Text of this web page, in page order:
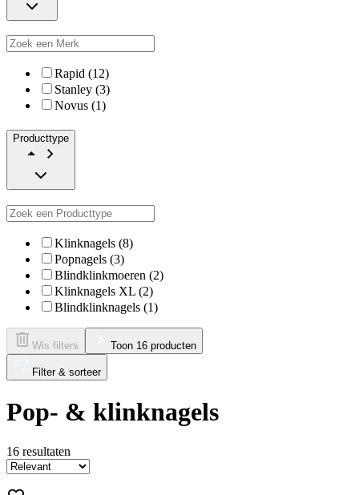
Rapid (12)
Stanley (3)
Novus (1)
Producttype
Klinknagels (8)
Popnagels (3)
Blindklinkmoeren (2)
Klinknagels XL (2)
Blindklinknagels (1)
Wis filters Toon 16 producten
Filter & sorteer
Pop- & klinknagels
16 resultaten